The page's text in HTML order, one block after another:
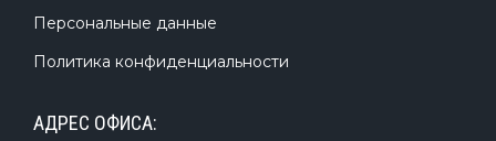
Персональные данные
Политика конфиденциальности
АДРЕС ОФИСА: